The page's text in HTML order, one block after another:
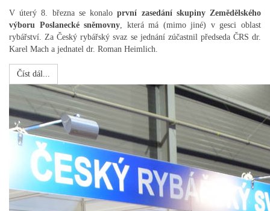
V úterý 8. března se konaloprvní zasedání skupiny Zemědělského
výboru Poslanecké sněmovny, která má (mimo jiné) v gesci oblast
rybářství. Za Český rybářský svaz se jednání zúčastnil předseda ČRS dr.
Karel Mach a jednatel dr. Roman Heimlich.
Číst dál...